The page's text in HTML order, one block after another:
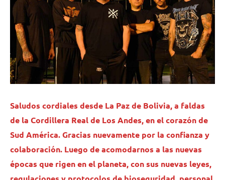
Saludos cordiales desde La Paz de Bolivia, a faldas
de la Cordillera Real de Los Andes, en el corazón de
Sud América. Gracias nuevamente por la confianza y
colaboración. Luego de acomodarnos a las nuevas
épocas que rigen en el planeta, con sus nuevas leyes,